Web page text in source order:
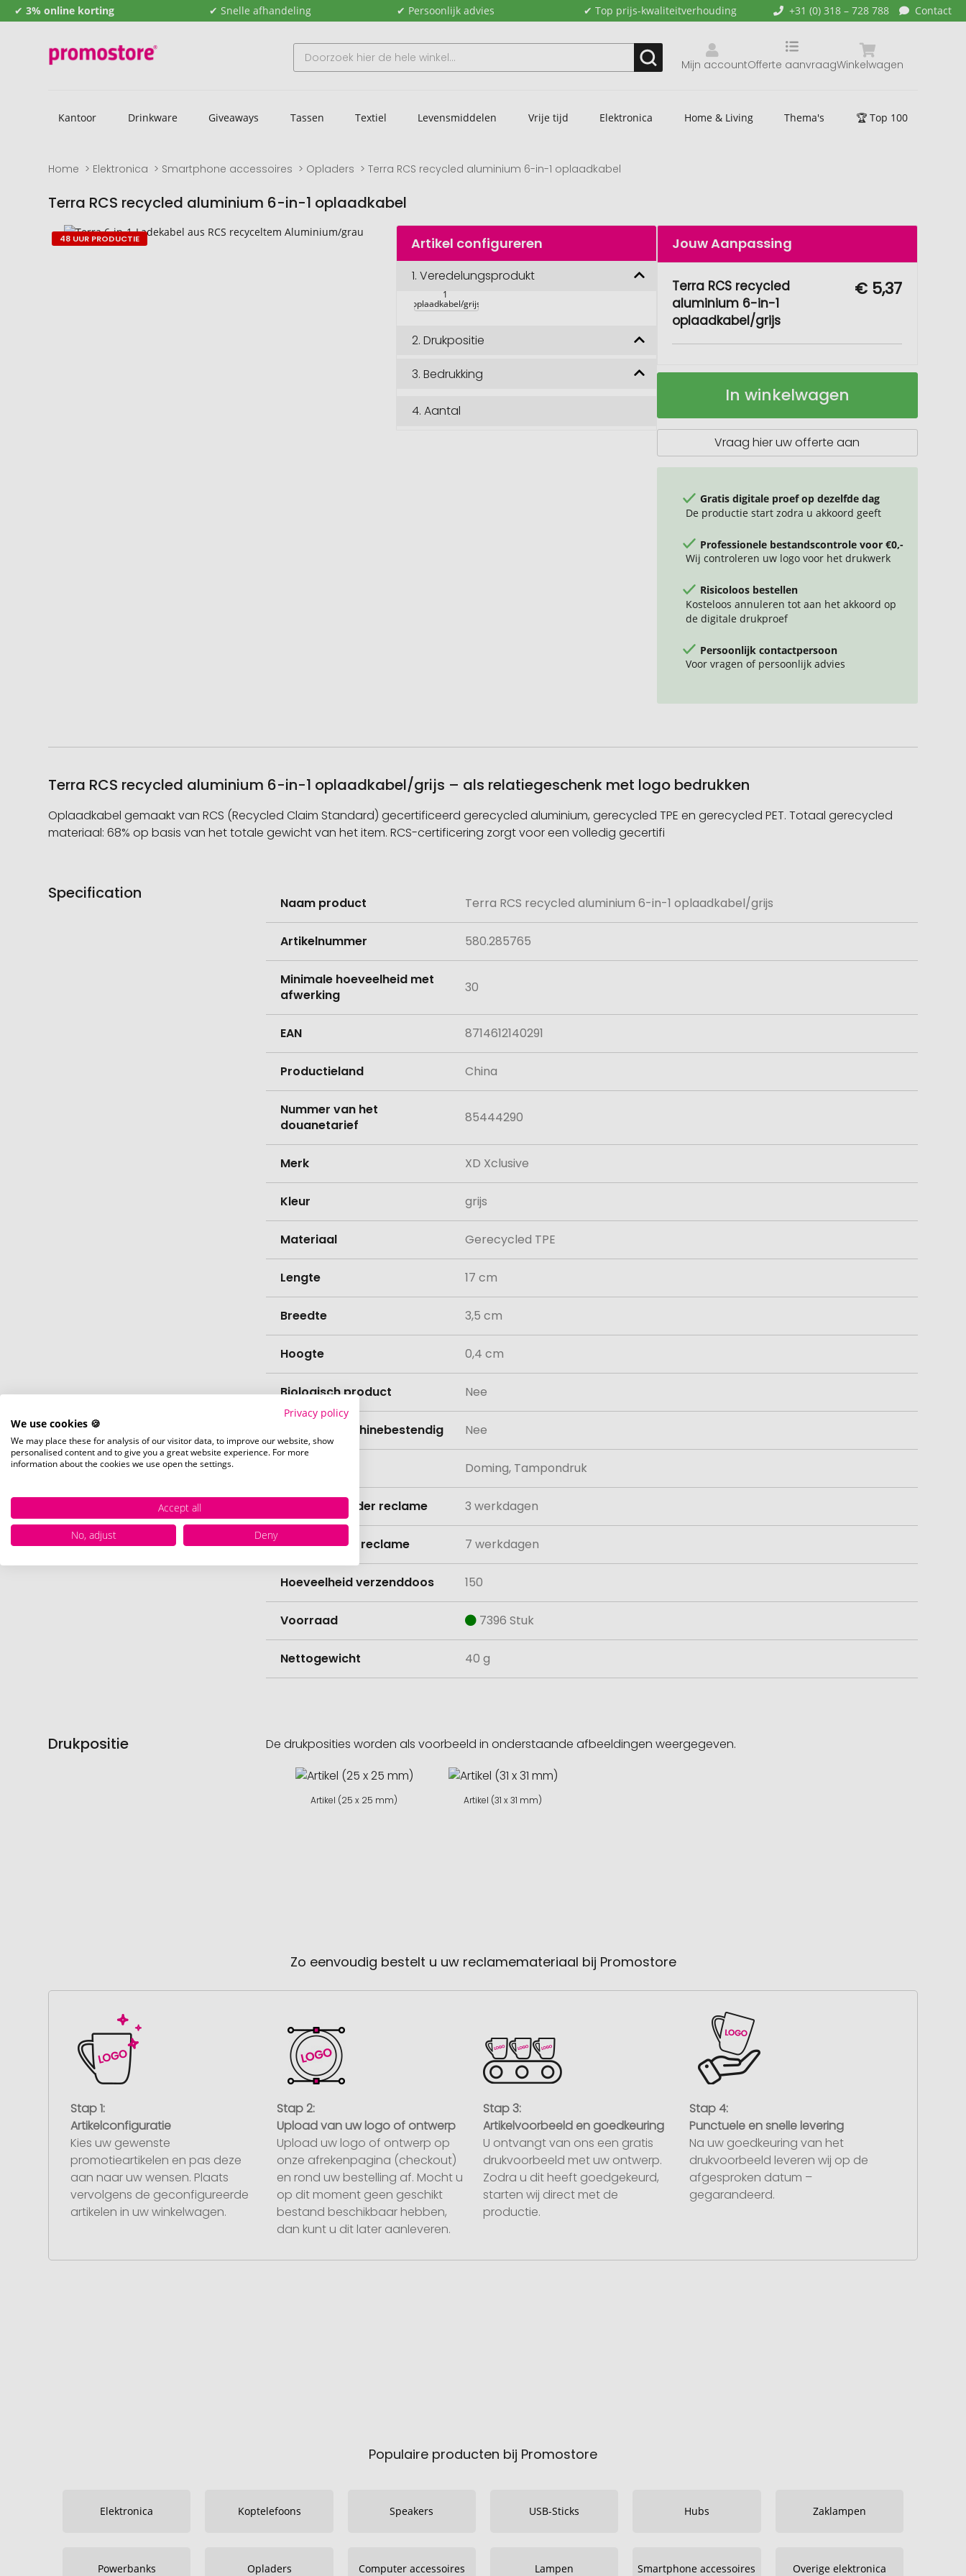
✔ 3% online korting ✔ Snelle afhandeling ✔ Persoonlijk advies ✔ Top prijs-kwaliteitverhouding +31 (0) 318 – 728 788 Contact
Mijn account Winkelwagen
Offerte aanvraag
Kantoor Drinkware Giveaways Tassen Textiel Levensmiddelen Vrije tijd Elektronica Home & Living Thema's 🏆 Top 100
Home Elektronica Smartphone accessoires Opladers Terra RCS recycled aluminium 6-in-1 oplaadkabel
Terra RCS recycled aluminium 6-in-1 oplaadkabel
Naar
het
Naar
het
48 UUR PRODUCTIE Artikel configureren
1.Veredelungsprodukt
recycled
1
oplaadkabel/grijs
2.Drukpositie
3.Bedrukking
4.Aantal
Jouw Aanpassing
Terra RCS recycled
aluminium 6-in-1
oplaadkabel/grijs
€ 5,37
Terra
aluminium
Op
In winkelwagen
Vraag hier uw offerte aan
Gratis digitale proef op dezelfde dag
De productie start zodra u akkoord geeft
Professionele bestandscontrole voor €0,-
Wij controleren uw logo voor het drukwerk
Risicoloos bestellen
Kosteloos annuleren tot aan het akkoord op
de digitale drukproef
Persoonlijk contactpersoon
Voor vragen of persoonlijk advies
Terra RCS recycled aluminium 6-in-1 oplaadkabel/grijs – als relatiegeschenk met logo bedrukken
Oplaadkabel gemaakt van RCS (Recycled Claim Standard) gecertificeerd gerecycled aluminium, gerecycled TPE en gerecycled PET. Totaal gerecycled
materiaal: 68% op basis van het totale gewicht van het item. RCS-certificering zorgt voor een volledig gecertifi
Specification
informatie
Naam product Terra RCS recycled aluminium 6-in-1 oplaadkabel/grijs
Artikelnummer 580.285765
Minimale hoeveelheid met
afwerking
30
EAN 8714612140291
Productieland China
Nummer van het
douanetarief
85444290
Merk XD Xclusive
Kleur grijs
Materiaal Gerecycled TPE
Lengte 17 cm
Breedte 3,5 cm
Hoogte 0,4 cm
Biologisch product Nee
vaatwasmachinebestendig Nee
Doming, Tampondruk
Levertijd zonder reclame 3 werkdagen
Levertijd met reclame 7 werkdagen
Hoeveelheid verzenddoos 150
Voorraad 7396 Stuk
Nettogewicht 40 g
Drukpositie De drukposities worden als voorbeeld in onderstaande afbeeldingen weergegeven.
Artikel (25 x 25 mm) Artikel (31 x 31 mm)
Zo eenvoudig bestelt u uw reclamemateriaal bij Promostore
Stap 1:
Artikelconfiguratie
Kies uw gewenste
promotieartikelen en pas deze
aan naar uw wensen. Plaats
vervolgens de geconfigureerde
artikelen in uw winkelwagen.
Stap 2:
Upload van uw logo of ontwerp
Upload uw logo of ontwerp op
onze afrekenpagina (checkout)
en rond uw bestelling af. Mocht u
op dit moment geen geschikt
bestand beschikbaar hebben,
dan kunt u dit later aanleveren.
Stap 3:
Artikelvoorbeeld en goedkeuring
U ontvangt van ons een gratis
drukvoorbeeld met uw ontwerp.
Zodra u dit heeft goedgekeurd,
starten wij direct met de
productie.
Stap 4:
Punctuele en snelle levering
Na uw goedkeuring van het
drukvoorbeeld leveren wij op de
afgesproken datum –
gegarandeerd.
Populaire producten bij Promostore
Elektronica Koptelefoons Speakers USB-Sticks Hubs Zaklampen
Powerbanks Opladers Computer accessoires Lampen Smartphone accessoires Overige elektronica
Privacy policy
We use cookies 🍪
We may place these for analysis of our visitor data, to improve our website, show
personalised content and to give you a great website experience. For more
information about the cookies we use open the settings.
Accept all
No, adjust
Deny